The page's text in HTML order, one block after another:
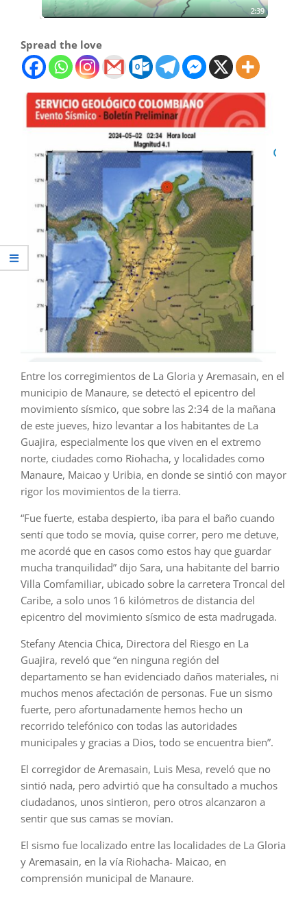
Spread the love
Entre los corregimientos de La Gloria y Aremasain, en el
municipio de Manaure, se detectó el epicentro del
movimiento sísmico, que sobre las 2:34 de la mañana
de este jueves, hizo levantar a los habitantes de La
Guajira, especialmente los que viven en el extremo
norte, ciudades como Riohacha, y localidades como
Manaure, Maicao y Uribia, en donde se sintió con mayor
rigor los movimientos de la tierra.
“Fue fuerte, estaba despierto, iba para el baño cuando
sentí que todo se movía, quise correr, pero me detuve,
me acordé que en casos como estos hay que guardar
mucha tranquilidad” dijo Sara, una habitante del barrio
Villa Comfamiliar, ubicado sobre la carretera Troncal del
Caribe, a solo unos 16 kilómetros de distancia del
epicentro del movimiento sísmico de esta madrugada.
Stefany Atencia Chica, Directora del Riesgo en La
Guajira, reveló que “en ninguna región del
departamento se han evidenciado daños materiales, ni
muchos menos afectación de personas. Fue un sismo
fuerte, pero afortunadamente hemos hecho un
recorrido telefónico con todas las autoridades
municipales y gracias a Dios, todo se encuentra bien”.
El corregidor de Aremasain, Luis Mesa, reveló que no
sintió nada, pero advirtió que ha consultado a muchos
ciudadanos, unos sintieron, pero otros alcanzaron a
sentir que sus camas se movían.
El sismo fue localizado entre las localidades de La Gloria
y Aremasain, en la vía Riohacha- Maicao, en
comprensión municipal de Manaure.